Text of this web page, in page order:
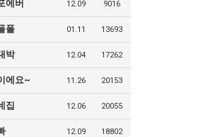
에버 12.09 9016
폴 01.11 13693
박 12.04 17262
에요~ 11.26 20153
집 12.06 20055
12.09 18802